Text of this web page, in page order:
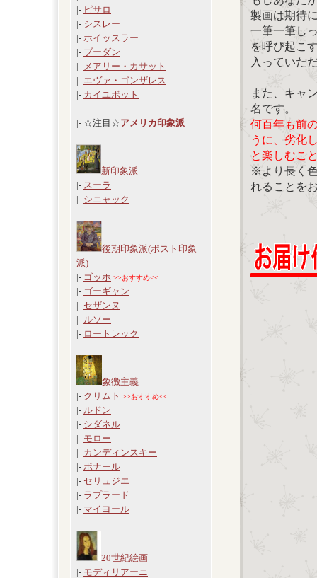
|- ピサロ
|- シスレー
|- ホイッスラー
|- ブーダン
|- メアリー・カサット
|- エヴァ・ゴンザレス
|- カイユボット
|- ☆注目☆アメリカ印象派
新印象派
|- スーラ
|- シニャック
後期印象派(ポスト印象
派)
|- ゴッホ >>おすすめ<<
|- ゴーギャン
|- セザンヌ
|- ルソー
|- ロートレック
象徴主義
|- クリムト >>おすすめ<<
|- ルドン
|- シダネル
|- モロー
|- カンディンスキー
|- ボナール
|- セリュジエ
|- ラプラード
|- マイヨール
20世紀絵画
|- モディリアーニ
製画は期待
一筆一筆し
を呼び起こ
入っていた
また、キャ
名です。
何百年も前
うに、劣化
と楽しむこ
※より長く
れることを